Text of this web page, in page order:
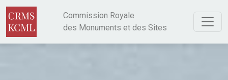
Aller au contenu principal
Commission Royale
des Monuments et des Sites